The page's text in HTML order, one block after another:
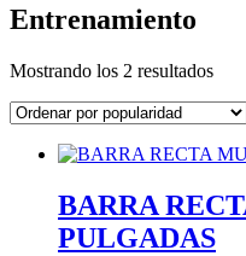
Entrenamiento
Mostrando los 2 resultados
BARRA
PULGADAS